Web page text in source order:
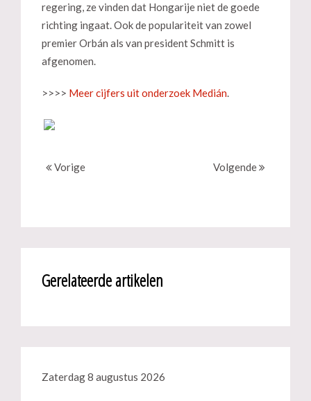
regering, ze vinden dat Hongarije niet de goede
richting ingaat. Ook de populariteit van zowel
premier Orbán als van president Schmitt is
afgenomen.
>>>> Meer cijfers uit onderzoek Medián.
Vorige Volgende
Gerelateerde artikelen
Zaterdag 8 augustus 2026